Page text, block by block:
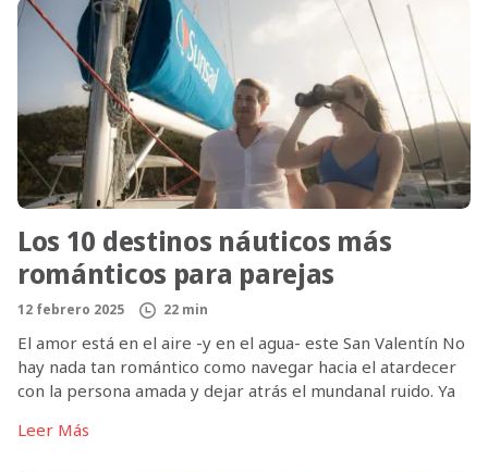
Los 10 destinos náuticos más
románticos para parejas
12 febrero 2025 22 min
El amor está en el aire -y en el agua- este San Valentín No
hay nada tan romántico como navegar hacia el atardecer
con la persona amada y dejar atrás el mundanal ruido. Ya
cena a la luz de las velas en la costa de […]
Leer Más
FILTRAR CATEGORÍA
TEMA
BUSCAR EN